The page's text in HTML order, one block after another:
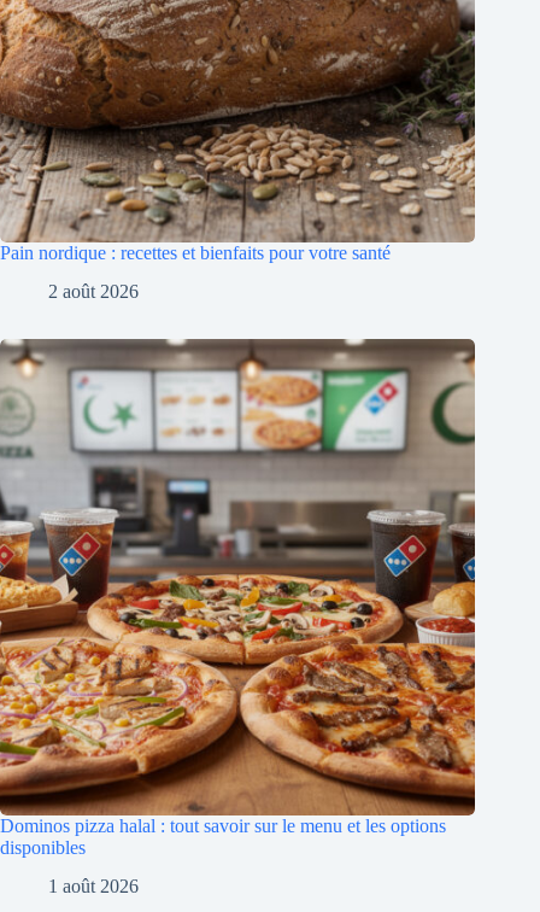
Pain nordique : recettes et bienfaits pour votre santé
2 août 2026
Dominos pizza halal : tout savoir sur le menu et les options
disponibles
1 août 2026